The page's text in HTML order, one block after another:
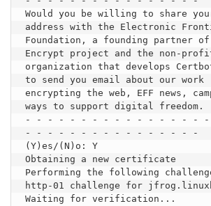
Would you be willing to share
address with the Electronic
Foundation, a founding partner
Encrypt project and the non-
organization that develops
to send you email about our work
encrypting the web, EFF news,
ways to support digital freedom.
- - - - - - - - - - - - - - - -
- - - - - - - - - - - - - - - -
(Y)es/(N)o: Y
Obtaining a new certificate
Performing the following
http-01 challenge for
Waiting for verification...